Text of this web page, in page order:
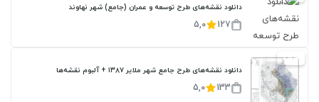
دانلود نقشه‌های طرح توسعه و عمران (جامع) شهر نهاوند
127
5,0
20%
دانلود نقشه‌های طرح جامع شهر ملایر ۱۳۸۷ + آلبوم نقشه‌ها
133
5,0